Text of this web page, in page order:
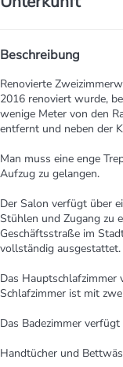
Beschreibung
Renovierte
2016 renoviert wurde,
wenige Meter von den
entfernt und neben der
Man muss eine enge
Aufzug zu gelangen.
Der Salon verfügt über
Stühlen und Zugang zu
Geschäftsstraße im
vollständig ausgestattet.
Das
Schlafzimmer ist mit
Das Badezimmer
Handtücher und